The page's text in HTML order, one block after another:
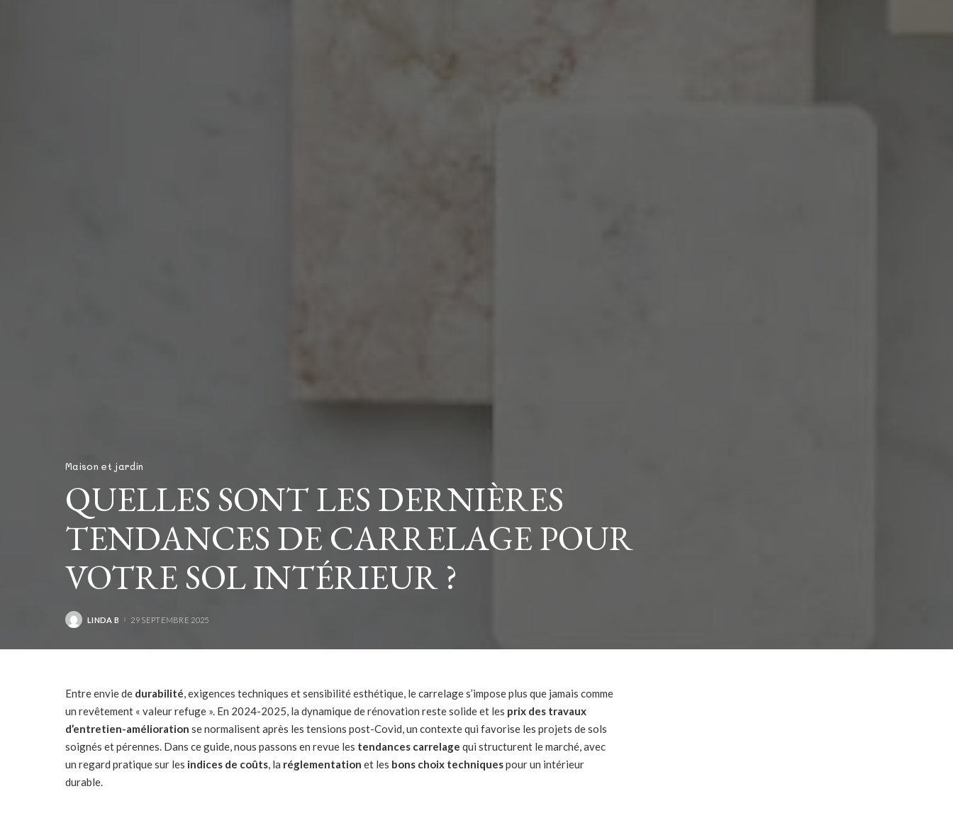
Maison et jardin
QUELLES SONT LES DERNIÈRES
TENDANCES DE CARRELAGE POUR
VOTRE SOL INTÉRIEUR ?
POSTED
LINDA B 29 SEPTEMBRE 2025
Entre envie de durabilité, exigences techniques et sensibilité esthétique, le carrelage s’impose plus que jamais comme
un revêtement « valeur refuge ». En 2024-2025, la dynamique de rénovation reste solide et les prix des travaux
d’entretien-amélioration se normalisent après les tensions post-Covid, un contexte qui favorise les projets de sols
soignés et pérennes. Dans ce guide, nous passons en revue les tendances carrelage qui structurent le marché, avec
un regard pratique sur les indices de coûts, la réglementation et les bons choix techniquespour un intérieur
durable.